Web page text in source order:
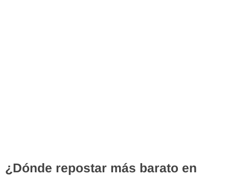
¿Dónde repostar más barato en